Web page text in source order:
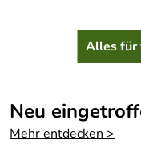
Alles für
Neu
Mehr entdecken >